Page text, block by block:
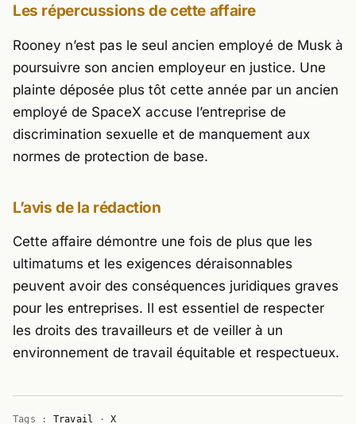
Les répercussions de cette affaire
Rooney n’est pas le seul ancien employé de Musk à
poursuivre son ancien employeur en justice. Une
plainte déposée plus tôt cette année par un ancien
employé de SpaceX accuse l’entreprise de
discrimination sexuelle et de manquement aux
normes de protection de base.
L’avis de la rédaction
Cette affaire démontre une fois de plus que les
ultimatums et les exigences déraisonnables
peuvent avoir des conséquences juridiques graves
pour les entreprises. Il est essentiel de respecter
les droits des travailleurs et de veiller à un
environnement de travail équitable et respectueux.
Tags : Travail ·X